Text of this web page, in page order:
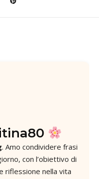
. Amo condividere frasi
con l’obiettivo di
riflessione nella vita